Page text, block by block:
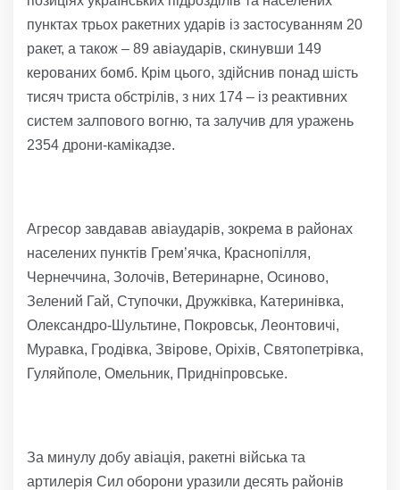
пунктах трьох ракетних ударів із застосуванням 20
ракет, а також – 89 авіаударів, скинувши 149
керованих бомб. Крім цього, здійснив понад шість
тисяч триста обстрілів, з них 174 – із реактивних
систем залпового вогню, та залучив для уражень
2354 дрони-камікадзе.
Агресор завдавав авіаударів, зокрема в районах
населених пунктів Грем’ячка, Краснопілля,
Чернеччина, Золочів, Ветеринарне, Осиново,
Зелений Гай, Ступочки, Дружківка, Катеринівка,
Олександро-Шультине, Покровськ, Леонтовичі,
Муравка, Гродівка, Звірове, Оріхів, Святопетрівка,
Гуляйполе, Омельник, Придніпровське.
За минулу добу авіація, ракетні війська та
артилерія Сил оборони уразили десять районів